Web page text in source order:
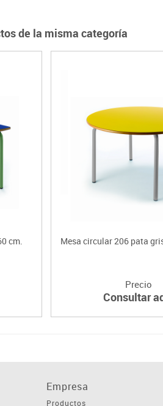
de la misma categoría
cm.
Mesa circular 206 pata
Precio
Consultar
Empresa
Productos